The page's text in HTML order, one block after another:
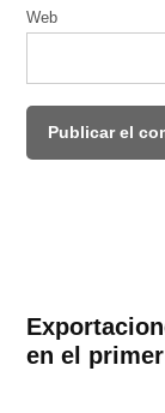
Web
en el